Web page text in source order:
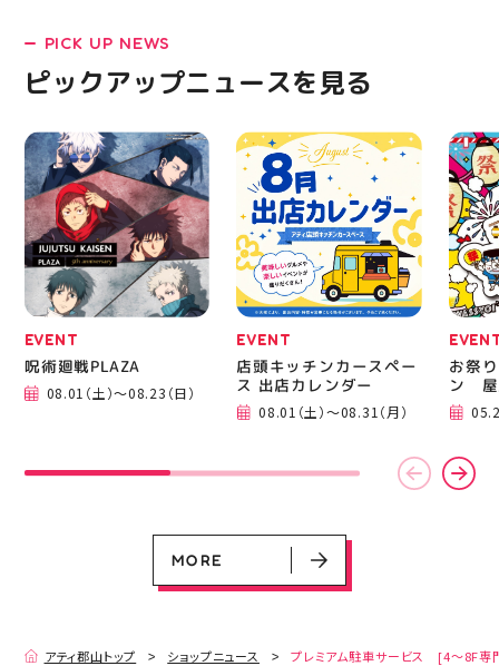
LATEST!
レンダー
評営業中！
車サービス
専門店対象]
MORE
をカジュアルに走りたい
方や仕事履き、夏のお出
のクッションシューズに
なっています 人気ラン
ニングシューズの最新作
になります！ ・ 気にな
る方は是非、店頭に足を
運んでください！ スポ
ーツナビゲーター一同、
店頭でお待ちしておりま
す(⁠◍⁠•⁠ᴗ⁠•⁠◍⁠)⁠ ・ #ゼビオ
#アティ郡山 #福島美少
女図鑑 #照山楓香
#ASICS
はプ
から
━━━━
郡山
BBQ
祭り
手ぶ
み #
ィナ
#夏の
PICK UP NEWS
ピックアップニュースを見る
EVENT
呪術廻戦PLAZA
08.01（土）～08.23（日）
EVENT
店頭キッチンカースペー
ス 出店カレンダー
08.01（土）～08.31（月）
お祭
ン 屋
MORE
アティ郡山トップ ショップニュース プレミアム駐車サービス [4～8F専